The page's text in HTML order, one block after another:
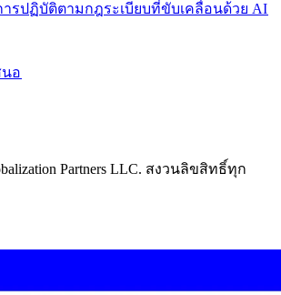
รปฏิบัติตามกฎระเบียบที่ขับเคลื่อนด้วย AI​​
อ​​
Partners LLC. สงวนลิขสิทธิ์ทุก